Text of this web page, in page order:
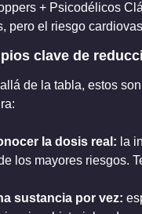
+ Psicodélicos
pero el riesgo
clave de
de la tabla, estos
la dosis real: la
los mayores riesgos.
sustancia por vez: